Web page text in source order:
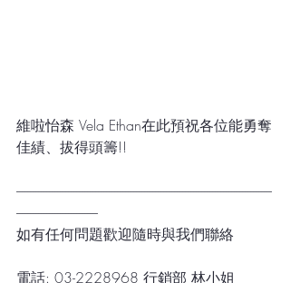
維啦怡森 Vela Ethan在此預祝各位能勇奪
佳績、拔得頭籌!!
----------------------------------------------------------------------------------------------
------------------------------
如有任何問題歡迎隨時與我們聯絡
電話: 03-2228968 行銷部 林小姐